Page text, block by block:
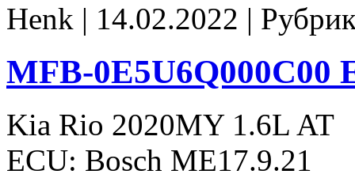
E2
popcorn
Henk | 14.02.2022 |
MFB-0E5U6Q000C00
Kia Rio 2020MY 1.6L AT
ECU: Bosch ME17.9.21